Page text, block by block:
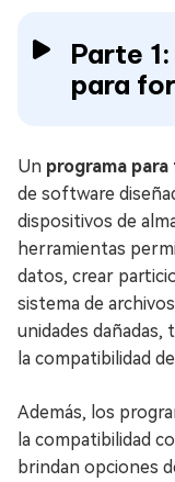
Parte
para
Un programa
de software
dispositivos de
herramientas
datos, crear
sistema de
unidades
la compatibilidad
Además, los
la compatibilidad
brindan opciones